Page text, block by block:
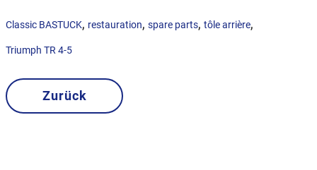
Classic BASTUCK, restauration, spare parts, tôle arrière,
Triumph TR 4-5
Zurück